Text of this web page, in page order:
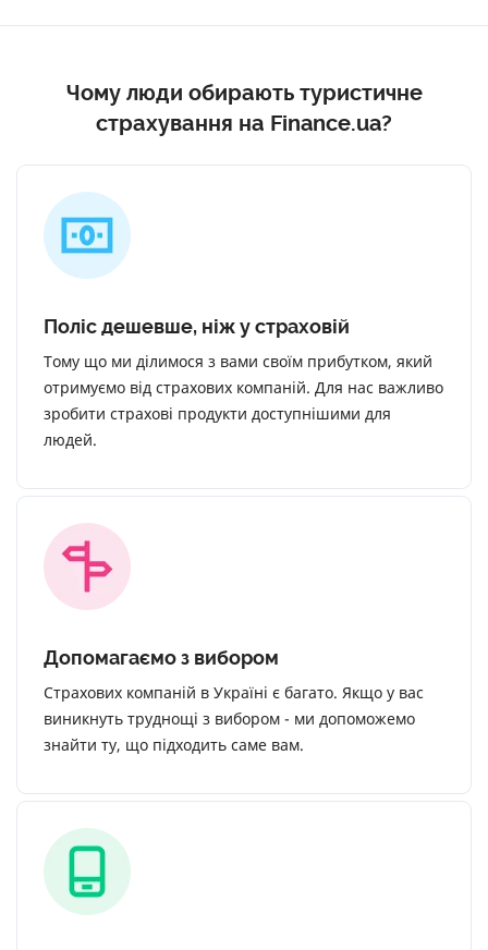
Чому люди обирають туристичне
страхування на Finance.ua?
Поліс дешевше, ніж у страховій
Тому що ми ділимося з вами своїм прибутком, який
отримуємо від страхових компаній. Для нас важливо
зробити страхові продукти доступнішими для
людей.
Допомагаємо з вибором
Страхових компаній в Україні є багато. Якщо у вас
виникнуть труднощі з вибором - ми допоможемо
знайти ту, що підходить саме вам.